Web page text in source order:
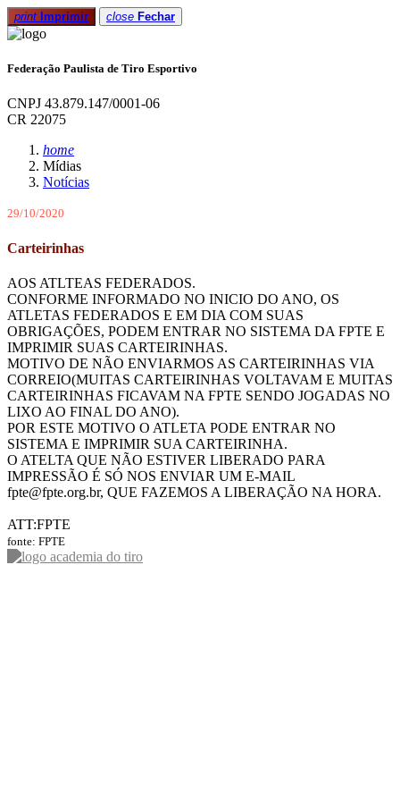
print Imprimir close Fechar
Federação Paulista de Tiro Esportivo
CNPJ 43.879.147/0001-06
CR 22075
home
Mídias
Notícias
29/10/2020
Carteirinhas
AOS ATLTEAS FEDERADOS.
CONFORME INFORMADO NO INICIO DO ANO, OS
ATLETAS FEDERADOS E EM DIA COM SUAS
OBRIGAÇÕES, PODEM ENTRAR NO SISTEMA DA FPTE E
IMPRIMIR SUAS CARTEIRINHAS.
MOTIVO DE NÃO ENVIARMOS AS CARTEIRINHAS VIA
CORREIO(MUITAS CARTEIRINHAS VOLTAVAM E MUITAS
CARTEIRINHAS FICAVAM NA FPTE SENDO JOGADAS NO
LIXO AO FINAL DO ANO).
POR ESTE MOTIVO O ATLETA PODE ENTRAR NO
SISTEMA E IMPRIMIR SUA CARTEIRINHA.
O ATELTA QUE NÃO ESTIVER LIBERADO PARA
IMPRESSÃO É SÓ NOS ENVIAR UM E-MAIL
fpte@fpte.org.br, QUE FAZEMOS A LIBERAÇÃO NA HORA.
ATT:FPTE
fonte: FPTE